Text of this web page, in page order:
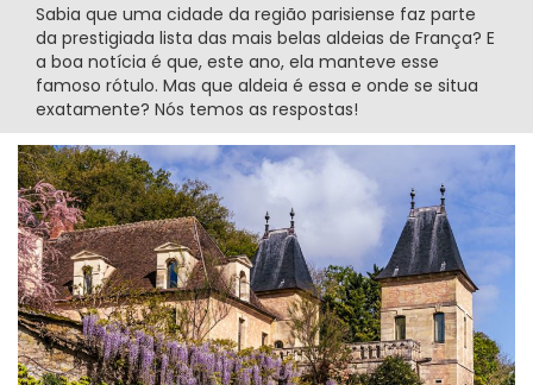
Sabia que uma cidade da região parisiense faz parte
da prestigiada lista das mais belas aldeias de França? E
a boa notícia é que, este ano, ela manteve esse
famoso rótulo. Mas que aldeia é essa e onde se situa
exatamente? Nós temos as respostas!